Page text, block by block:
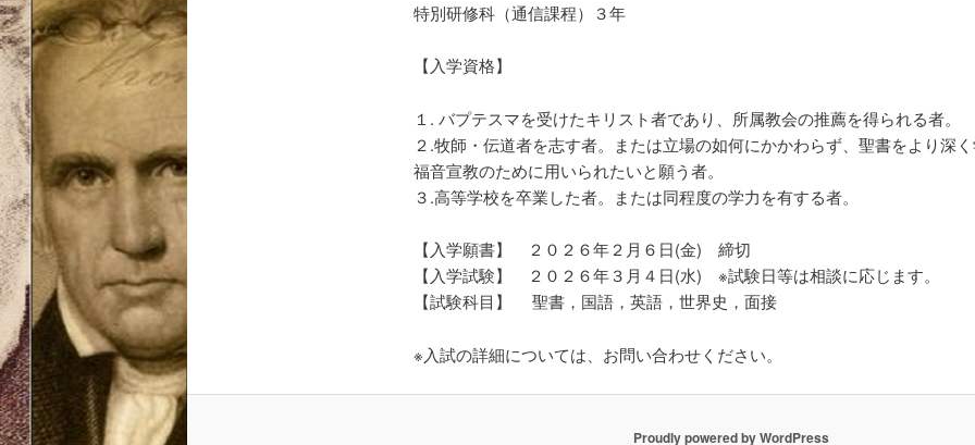
特別研修科（通信課程）３年
【入学資格】
１. バプテスマを受けたキリスト者であり、所属教会の推薦を得られる者。
２.牧師・伝道者を志す者。または立場の如何にかかわらず、聖書をより深
福音宣教のために用いられたいと願う者。
３.高等学校を卒業した者。または同程度の学力を有する者。
【入学願書】 ２０２６年２月６日(金) 締切
【入学試験】 ２０２６年３月４日(水) ※試験日等は相談に応じます。
【試験科目】 聖書，国語，英語，世界史，面接
※入試の詳細については、お問い合わせください。
Proudly powered by WordPress